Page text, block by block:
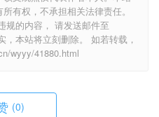
有权，不承担相关法律责任。
规的内容， 请发送邮件至
本站将立刻删除。 如若转载，
wyyy/41880.html
(0)